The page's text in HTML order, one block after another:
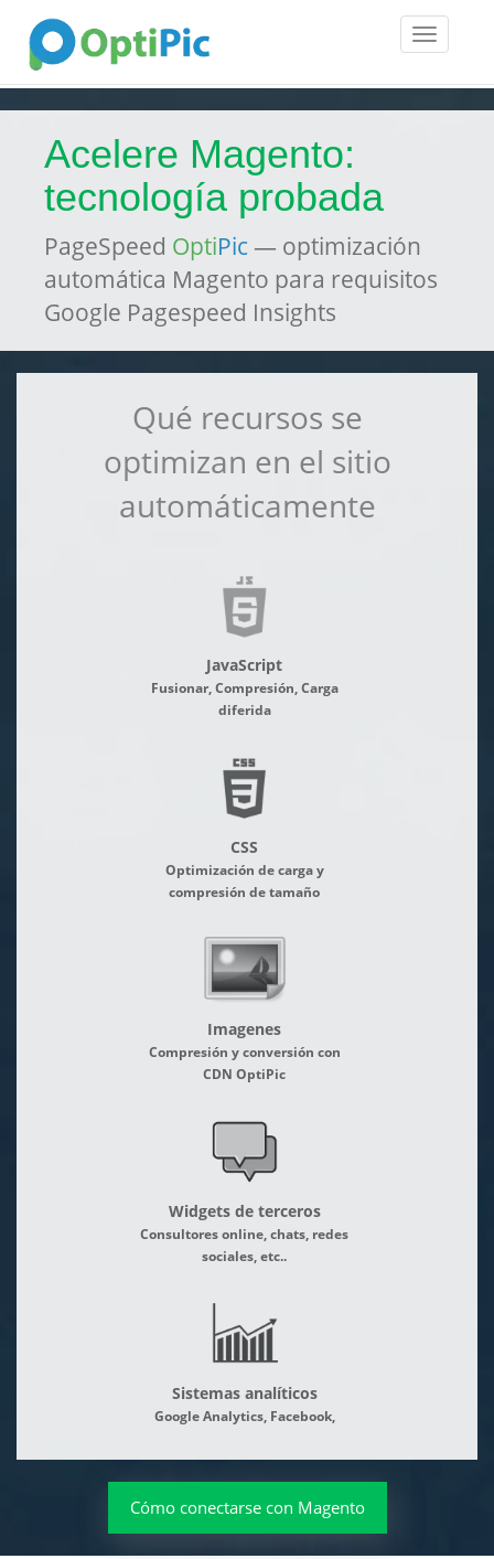
Toggle
Acelere Magento:
tecnología probada
PageSpeed OptiPic — optimización
automática Magento para requisitos
Google Pagespeed Insights
Qué recursos se
optimizan en el sitio
automáticamente
JavaScript
Fusionar, Compresión, Carga
diferida
CSS
Optimización de carga y
compresión de tamaño
Imagenes
Compresión y conversión con
CDN OptiPic
Widgets de terceros
Consultores online, chats, redes
sociales, etc..
Sistemas analíticos
Google Analytics, Facebook,
Cómo conectarse con Magento